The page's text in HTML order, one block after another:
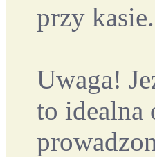
przy
Uwaga!
to idealna